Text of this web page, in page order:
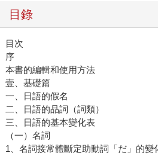
目錄
目次
序
本書的編輯和使用方法
壹、基礎篇
一、日語的假名
二、日語的品詞（詞類）
三、日語的基本變化表
（一）名詞
1、名詞接常體斷定助動詞「だ」的變